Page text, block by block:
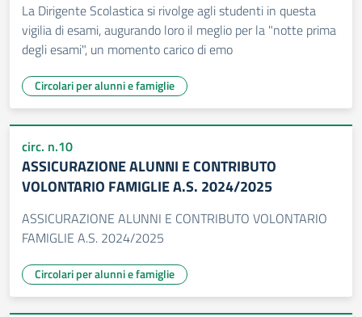
La Dirigente Scolastica si rivolge agli studenti in questa
vigilia di esami, augurando loro il meglio per la "notte prima
degli esami", un momento carico di emo
Circolari per alunni e famiglie
circ. n.10
ASSICURAZIONE ALUNNI E CONTRIBUTO
VOLONTARIO FAMIGLIE A.S. 2024/2025
ASSICURAZIONE ALUNNI E CONTRIBUTO VOLONTARIO
FAMIGLIE A.S. 2024/2025
Circolari per alunni e famiglie